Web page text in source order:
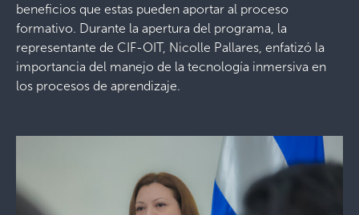
beneficios que estas pueden aportar al proceso
formativo. Durante la apertura del programa, la
representante de CIF-OIT, Nicolle Pallares, enfatizó la
importancia del manejo de la tecnología inmersiva en
los procesos de aprendizaje.